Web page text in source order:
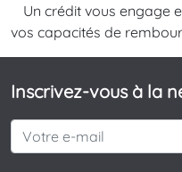
Un crédit vous engage
vos capacités de
Inscrivez-vous à la